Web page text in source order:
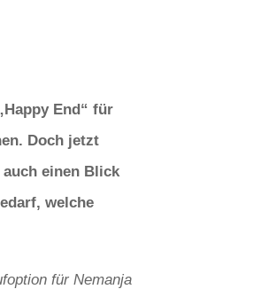
End“ für
Doch jetzt
einen Blick
welche
für Nemanja